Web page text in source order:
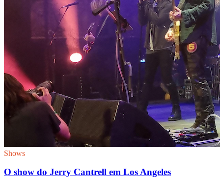
Shows
O show do Jerry Cantrell em Los Angeles